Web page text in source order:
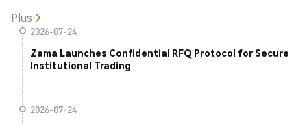
Plus
2026-07-24
Zama Launches Confidential RFQ Protocol for Secure
Institutional Trading
2026-07-24